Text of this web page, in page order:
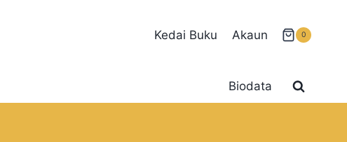
Kedai Buku Akaun 0
Biodata